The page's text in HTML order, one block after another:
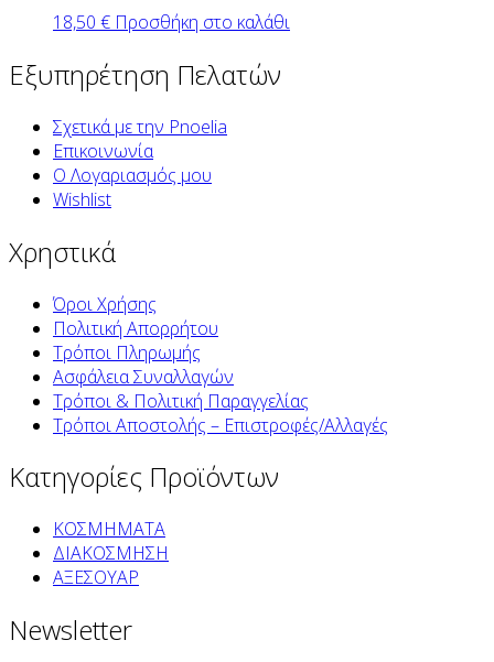
18,50 € Προσθήκη στο καλάθι
Εξυπηρέτηση Πελατών
Σχετικά με την Pnoelia
Επικοινωνία
Ο Λογαριασμός μου
Wishlist
Χρηστικά
Όροι Χρήσης
Πολιτική Απορρήτου
Τρόποι Πληρωμής
Ασφάλεια Συναλλαγών
Τρόποι & Πολιτική Παραγγελίας
Τρόποι Αποστολής – Επιστροφές/Αλλαγές
Κατηγορίες Προϊόντων
ΚΟΣΜΗΜΑΤΑ
ΔΙΑΚΟΣΜΗΣΗ
ΑΞΕΣΟΥΑΡ
Newsletter